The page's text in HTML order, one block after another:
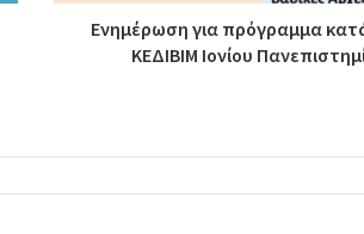
Ενημέρωση για πρόγραμμα
ΚΕΔΙΒΙΜ Ιονίου